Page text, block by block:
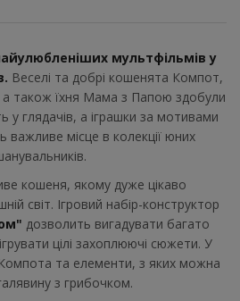
мультфільмів у
Веселі та добрі кошенята Компот,
також їхня Мама з Папою здобули
у глядачів, а іграшки за мотивами
важливе місце в колекції юних
кошеня, якому дуже цікаво
світ. Ігровий набір-конструктор
дозволить вигадувати багато
цілі захоплюючі сюжети. У
Компота та елементи, з яких можна
з грибочком.